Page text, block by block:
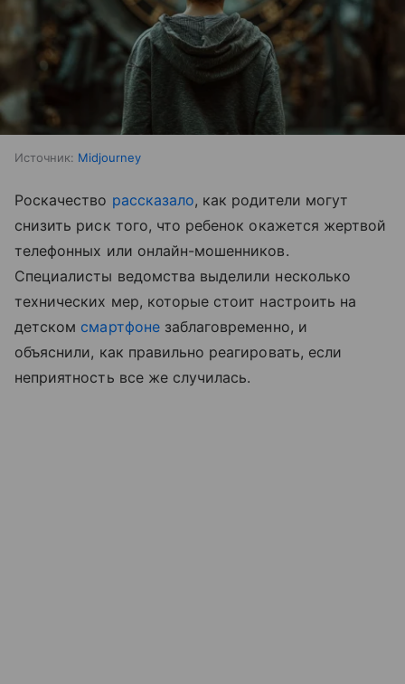
Источник: Midjourney
Роскачество рассказало, как родители могут
снизить риск того, что ребенок окажется жертвой
телефонных или онлайн-мошенников.
Специалисты ведомства выделили несколько
технических мер, которые стоит настроить на
детском смартфонезаблаговременно, и
объяснили, как правильно реагировать, если
неприятность все же случилась.